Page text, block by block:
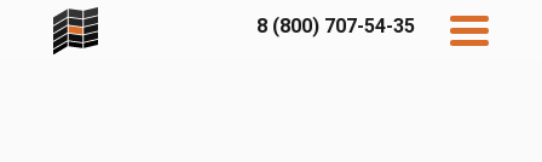
8 (800) 707-54-35